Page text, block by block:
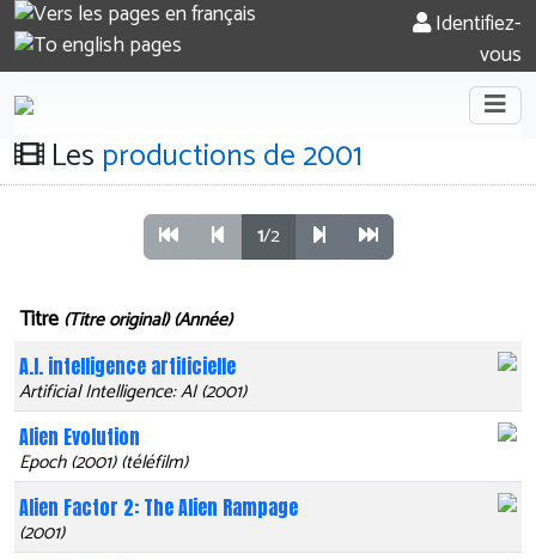
Identifiez-
vous
Les productions de 2001
1/2
Titre (Titre original) (Année)
A.I. intelligence artificielle
Artificial Intelligence: AI (2001)
Alien Evolution
Epoch (2001) (téléfilm)
Alien Factor 2: The Alien Rampage
(2001)